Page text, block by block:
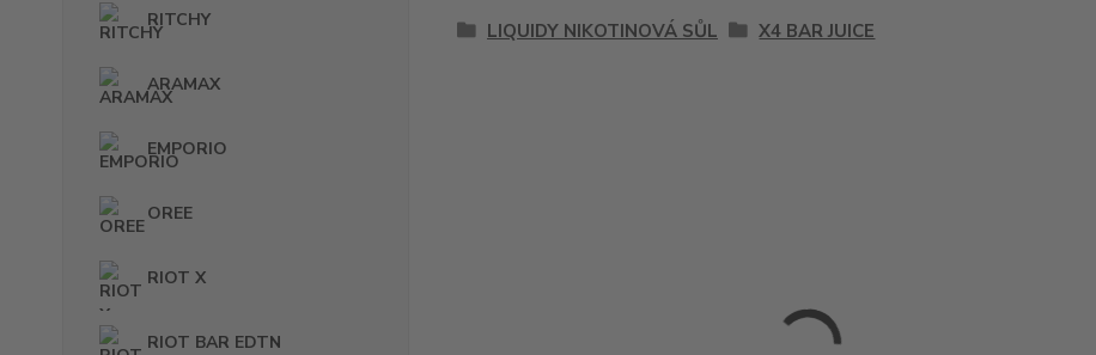
RITCHY
ARAMAX
EMPORIO
OREE
RIOT X
RIOT BAR EDTN
LIQUIDY NIKOTINOVÁ SŮL X4 BAR JUICE